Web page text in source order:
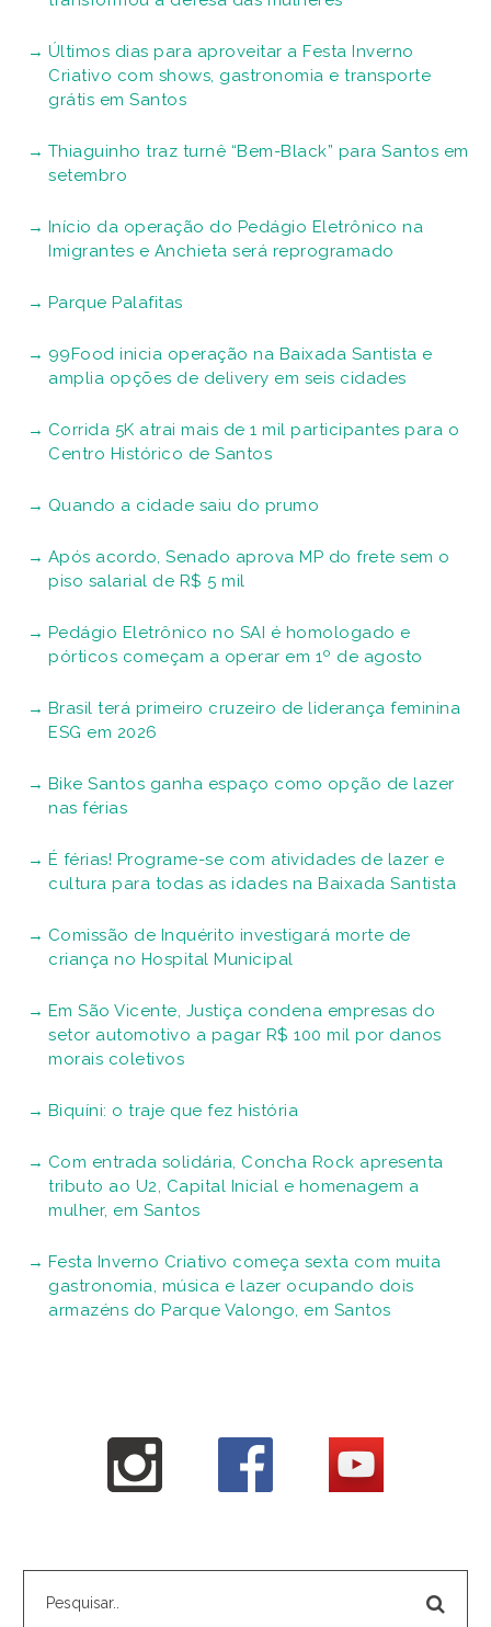
Últimos dias para aproveitar a Festa Inverno
Criativo com shows, gastronomia e transporte
grátis em Santos
Thiaguinho traz turnê “Bem-Black” para Santos em
setembro
Início da operação do Pedágio Eletrônico na
Imigrantes e Anchieta será reprogramado
Parque Palafitas
99Food inicia operação na Baixada Santista e
amplia opções de delivery em seis cidades
Corrida 5K atrai mais de 1 mil participantes para o
Centro Histórico de Santos
Quando a cidade saiu do prumo
Após acordo, Senado aprova MP do frete sem o
piso salarial de R$ 5 mil
Pedágio Eletrônico no SAI é homologado e
pórticos começam a operar em 1º de agosto
Brasil terá primeiro cruzeiro de liderança feminina
ESG em 2026
Bike Santos ganha espaço como opção de lazer
nas férias
É férias! Programe-se com atividades de lazer e
cultura para todas as idades na Baixada Santista
Comissão de Inquérito investigará morte de
criança no Hospital Municipal
Em São Vicente, Justiça condena empresas do
setor automotivo a pagar R$ 100 mil por danos
morais coletivos
Biquíni: o traje que fez história
Com entrada solidária, Concha Rock apresenta
tributo ao U2, Capital Inicial e homenagem a
mulher, em Santos
Festa Inverno Criativo começa sexta com muita
gastronomia, música e lazer ocupando dois
armazéns do Parque Valongo, em Santos